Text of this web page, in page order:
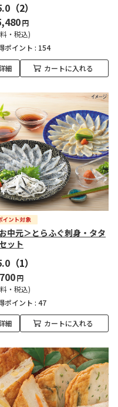
（2）
円
・税込)
ポイント : 154
細 カートに入れる
中元＞とらふぐ刺身・タタ
ット
（1）
円
・税込)
ポイント : 47
細 カートに入れる